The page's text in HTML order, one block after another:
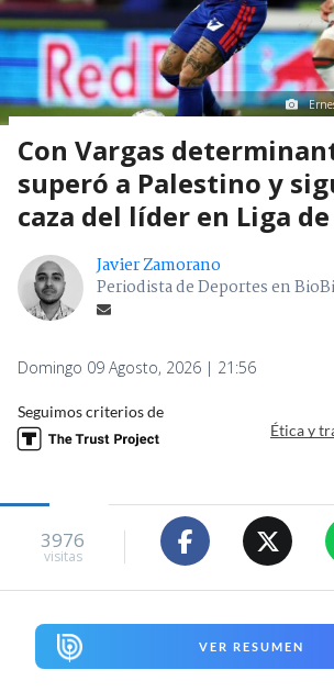
Con Vargas
superó a Palestino y
caza del líder en Liga
Javier Zamorano
Periodista de Deportes en
Domingo 09 Agosto, 2026 | 21:56
Seguimos criterios de
Ética y
3976
visitas
VER RESUMEN